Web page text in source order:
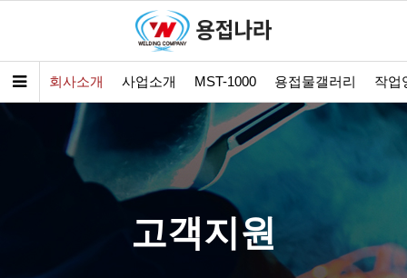
회사소개 사업소개 MST-1000 용접물갤러리 작업
고객지원